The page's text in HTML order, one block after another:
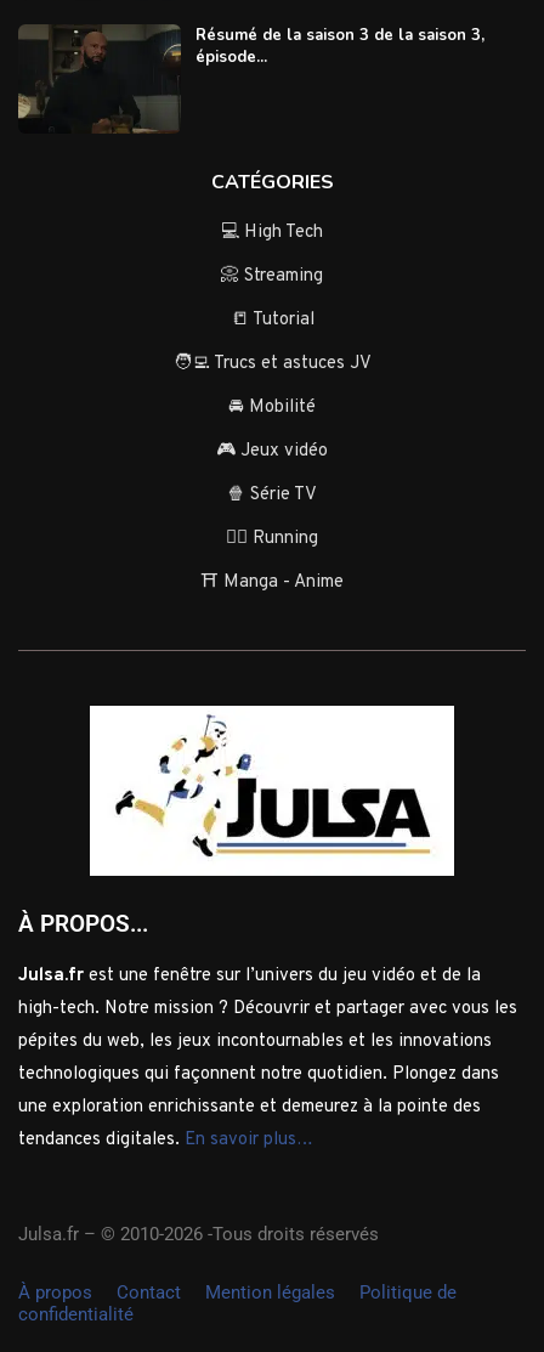
Résumé de la saison 3 de la saison 3,
épisode...
CATÉGORIES
💻 High Tech
📀 Streaming
📒 Tutorial
🧑‍💻 Trucs et astuces JV
🚘 Mobilité
🎮 Jeux vidéo
🍿 Série TV
🏃‍♂️ Running
⛩️ Manga - Anime
À PROPOS...
Julsa.fr est une fenêtre sur l’univers du jeu vidéo et de la
high-tech. Notre mission ? Découvrir et partager avec vous les
pépites du web, les jeux incontournables et les innovations
technologiques qui façonnent notre quotidien. Plongez dans
une exploration enrichissante et demeurez à la pointe des
tendances digitales. En savoir plus…
Julsa.fr – © 2010-2026 -Tous droits réservés
À propos Contact Mention légales
Politique de
confidentialité